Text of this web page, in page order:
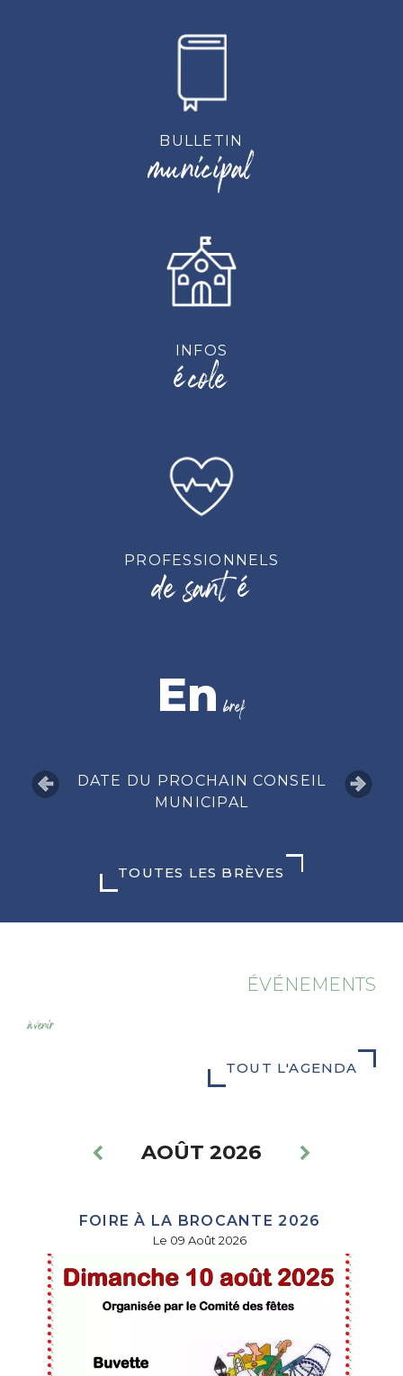
BULLETIN
municipal
INFOS
école
PROFESSIONNELS
de santé
En bref
DATE DU PROCHAIN CONSEIL
MUNICIPAL
TOUTES LES BRÈVES
ÉVÉNEMENTS
à venir
TOUT L'AGENDA
AOÛT 2026
FOIRE À LA BROCANTE 2026
Le 09 Août 2026